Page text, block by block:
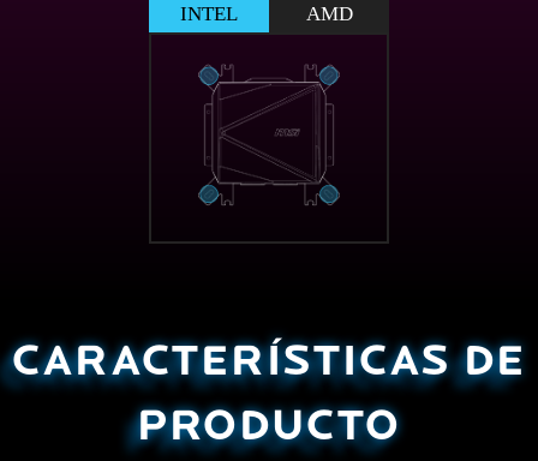
INTEL AMD
CARACTERÍSTICAS DE
PRODUCTO